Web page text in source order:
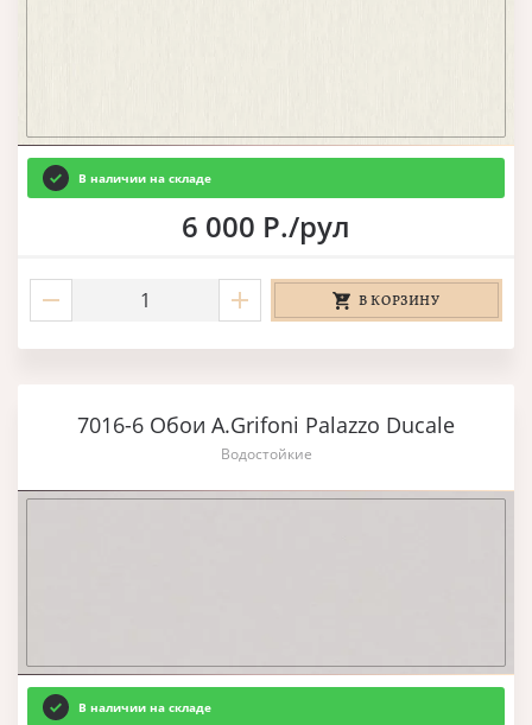
В наличии на складе
6 000 Р./рул
В КОРЗИНУ
7016-6 Обои A.Grifoni Palazzo Ducale
Водостойкие
В наличии на складе